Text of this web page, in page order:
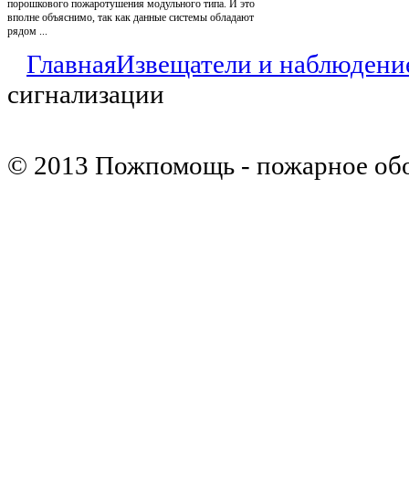
порошкового пожаротушения модульного типа. И это
вполне объяснимо, так как данные системы обладают
рядом ...
ГлавнаяИзвещатели и
сигнализации
© 2013 Пожпомощь - пожарное